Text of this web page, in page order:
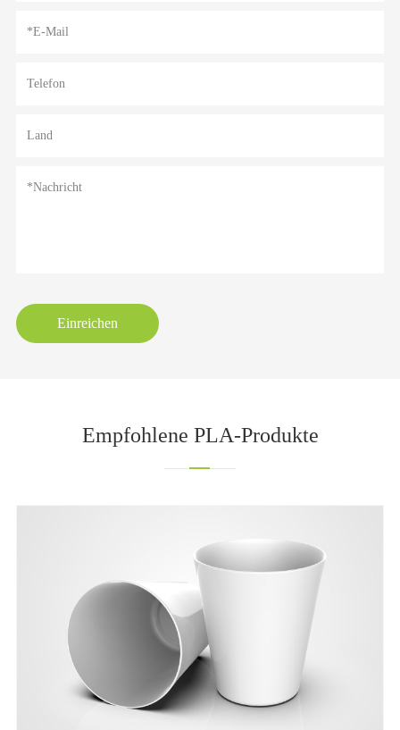
Einreichen
Empfohlene PLA-Produkte